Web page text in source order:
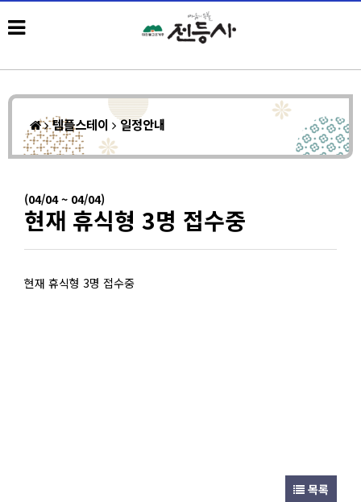
템플스테이 일정안내
(04/04 ~ 04/04)
현재 휴식형 3명 접수중
현재 휴식형 3명 접수중
목록